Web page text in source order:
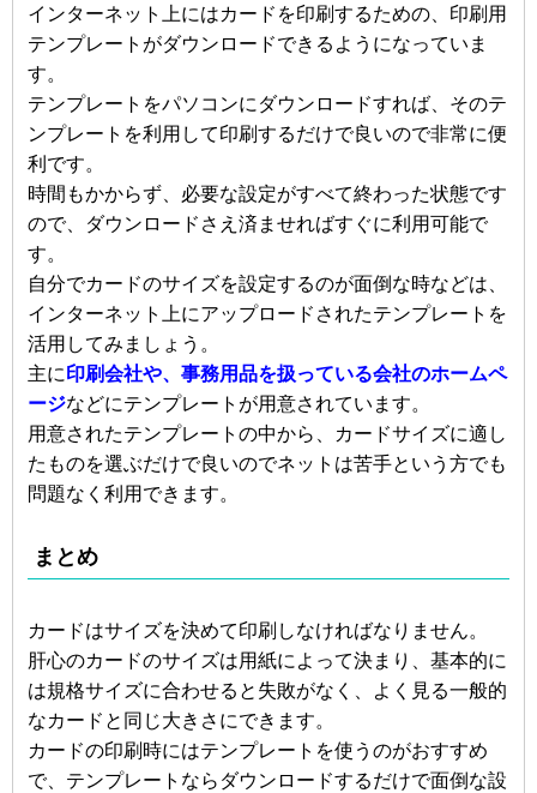
インターネット上にはカードを印刷するための、印刷用
テンプレートがダウンロードできるようになっていま
す。
テンプレートをパソコンにダウンロードすれば、そのテ
ンプレートを利用して印刷するだけで良いので非常に便
利です。
時間もかからず、必要な設定がすべて終わった状態です
ので、ダウンロードさえ済ませればすぐに利用可能で
す。
自分でカードのサイズを設定するのが面倒な時などは、
インターネット上にアップロードされたテンプレートを
活用してみましょう。
主に印刷会社や、事務用品を扱っている会社のホームペ
ージなどにテンプレートが用意されています。
用意されたテンプレートの中から、カードサイズに適し
たものを選ぶだけで良いのでネットは苦手という方でも
問題なく利用できます。
まとめ
カードはサイズを決めて印刷しなければなりません。
肝心のカードのサイズは用紙によって決まり、基本的に
は規格サイズに合わせると失敗がなく、よく見る一般的
なカードと同じ大きさにできます。
カードの印刷時にはテンプレートを使うのがおすすめ
で、テンプレートならダウンロードするだけで面倒な設